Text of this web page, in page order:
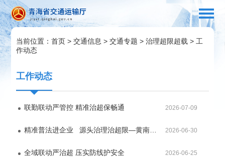
当前位置：首页 >交通信息 >交通专题 >治理超限超载 > 工
作动态
工作动态
联勤联动严管控 精准治超保畅通
2026-07-09
精准普法进企业 源头治理治超限—黄南州治超工作联席会议办公室开展货...
2026-06-30
全域联动严治超 压实防线护安全
2026-06-25